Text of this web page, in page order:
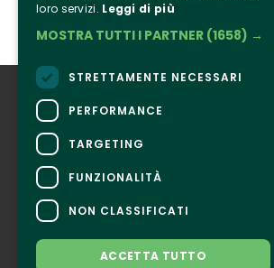
Who we are
Tenuta Selvaggia
Contacts
CONTACTS
For information and support
loro servizi. Leggi di più
MOSTRA TUTTI I PARTNER (1658) →
STRETTAMENTE NECESSARI
PERFORMANCE
TARGETING
FUNZIONALITÀ
NON CLASSIFICATI
ACCETTA TUTTO